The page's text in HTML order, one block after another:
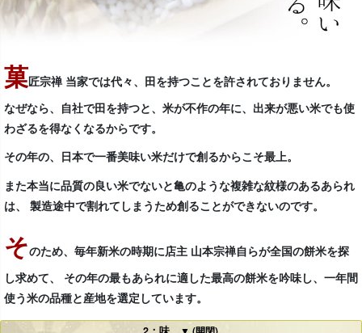
菓匠宗禅 当家では代々、田を持つことを許されておりません。
なぜなら、自社で田を持つと、米が不作の年に、出来が悪い米でも使
わざるを得なくなるからです。
その年の、日本で一番美味い米だけで創るからこそ最上。
また本当に品質の良い米でないと亀のような複雑な紋様のあるあられ
は、 製造途中で割れてしまうため創ることができないのです。
そのため、毎年新米の時期に店主 山本宗禅自らが全国の餅米を探
し求めて、 その年の最もあられに適した最高の餅米を吟味し、一年間
使う米の品種と産地を選定しています。